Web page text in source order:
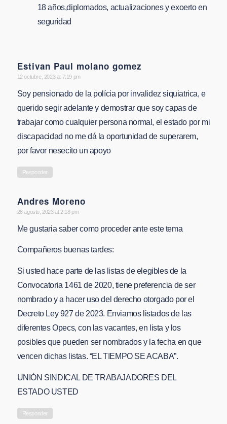
18 años,diplomados, actualizaciones y exoerto en
seguridad
Estivan Paul molano gomez
says:
12 octubre, 2023 at 7:19 pm
Soy pensionado de la polícia por invalidez siquiatrica, e
querido segir adelante y demostrar que soy capas de
trabajar como cualquier persona normal, el estado por mi
discapacidad no me dá la oportunidad de superarem,
por favor nesecito un apoyo
Responder
Andres Moreno
says:
28 agosto, 2023 at 2:18 pm
Me gustaria saber como proceder ante este tema
Compañeros buenas tardes:
Si usted hace parte de las listas de elegibles de la
Convocatoria 1461 de 2020, tiene preferencia de ser
nombrado y a hacer uso del derecho otorgado por el
Decreto Ley 927 de 2023. Enviamos listados de las
diferentes Opecs, con las vacantes, en lista y los
posibles que pueden ser nombrados y la fecha en que
vencen dichas listas. “EL TIEMPO SE ACABA”.
UNIÓN SINDICAL DE TRABAJADORES DEL
ESTADO USTED
Responder